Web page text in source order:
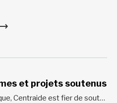
et projets soutenus
À titre de fondation publique, Centraide est fier de soutenir les frais de fonctionnement des organismes communautaires qui agissent pour un Grand Montréal inclusif et sans pauvreté. Centraide soutient financièrement et collabore avec : Des organismes communautaires locaux et régionaux qui œuvrent dans le domaine social, incluant des organismes de promotion et de défense des...